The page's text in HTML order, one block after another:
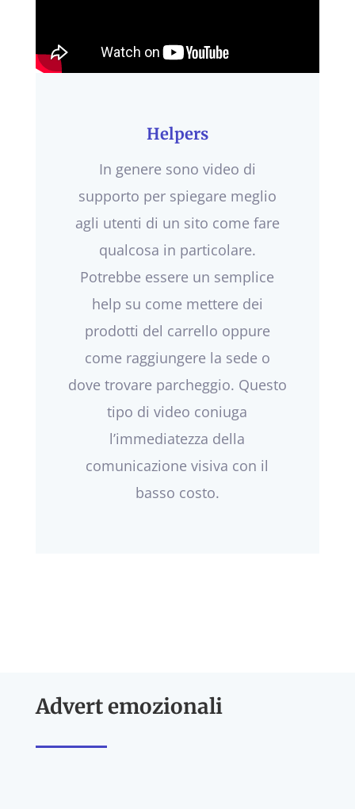
Helpers
In genere sono video di
supporto per spiegare meglio
agli utenti di un sito come fare
qualcosa in particolare.
Potrebbe essere un semplice
help su come mettere dei
prodotti del carrello oppure
come raggiungere la sede o
dove trovare parcheggio. Questo
tipo di video coniuga
l’immediatezza della
comunicazione visiva con il
basso costo.
Advert emozionali